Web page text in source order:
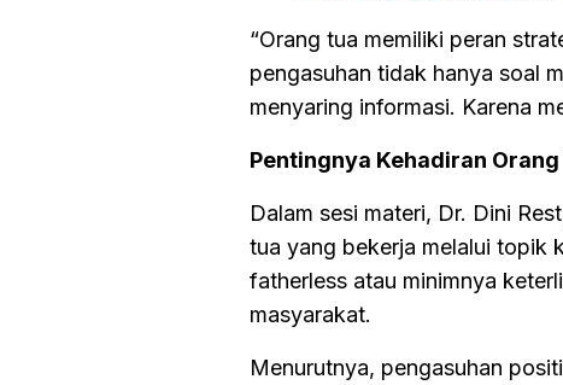
“Orang tua memiliki peran
pengasuhan tidak hanya soal
menyaring informasi. Karena
Pentingnya Kehadiran Orang
Dalam sesi materi, Dr. Dini
tua yang bekerja melalui topik
fatherless atau minimnya
masyarakat.
Menurutnya, pengasuhan